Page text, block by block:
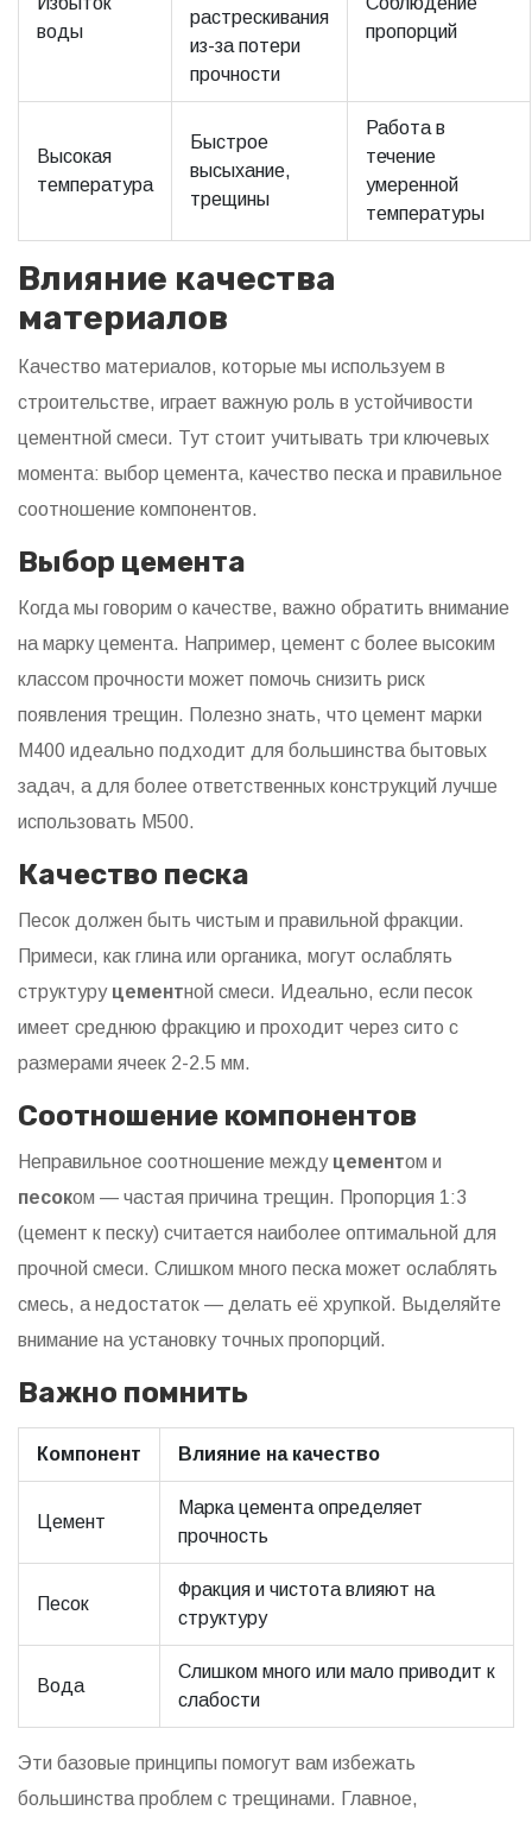
воды
растрескивания
из-за потери
прочности
пропорций
Высокая
температура
Быстрое
высыхание,
трещины
Работа в
течение
умеренной
температуры
Влияние качества
материалов
Качество материалов, которые мы используем в
строительстве, играет важную роль в устойчивости
цементной смеси. Тут стоит учитывать три ключевых
момента: выбор цемента, качество песка и правильное
соотношение компонентов.
Выбор цемента
Когда мы говорим о качестве, важно обратить внимание
на марку цемента. Например, цемент с более высоким
классом прочности может помочь снизить риск
появления трещин. Полезно знать, что цемент марки
М400 идеально подходит для большинства бытовых
задач, а для более ответственных конструкций лучше
использовать М500.
Качество песка
Песок должен быть чистым и правильной фракции.
Примеси, как глина или органика, могут ослаблять
структуру цементной смеси. Идеально, если песок
имеет среднюю фракцию и проходит через сито с
размерами ячеек 2-2.5 мм.
Соотношение компонентов
Неправильное соотношение между цементом и
песоком — частая причина трещин. Пропорция 1:3
(цемент к песку) считается наиболее оптимальной для
прочной смеси. Слишком много песка может ослаблять
смесь, а недостаток — делать её хрупкой. Выделяйте
внимание на установку точных пропорций.
Важно помнить
Компонент Влияние на качество
Цемент
Марка цемента определяет
прочность
Песок
Фракция и чистота влияют на
структуру
Вода
Слишком много или мало приводит к
слабости
Эти базовые принципы помогут вам избежать
большинства проблем с трещинами. Главное,